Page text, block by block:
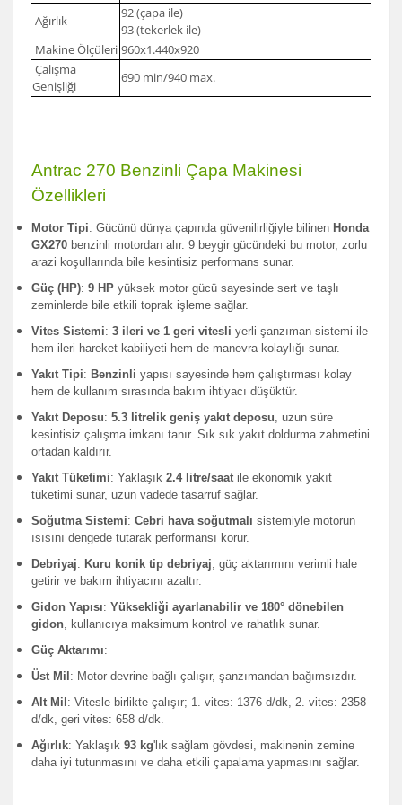
Ağırlık
92 (çapa ile)
93 (tekerlek ile)
Makine Ölçüleri 960x1.440x920
Çalışma
Genişliği
690 min/940 max.
Antrac 270 Benzinli Çapa Makinesi
Özellikleri
Motor Tipi: Gücünü dünya çapında güvenilirliğiyle bilinen Honda
GX270 benzinli motordan alır. 9 beygir gücündeki bu motor, zorlu
arazi koşullarında bile kesintisiz performans sunar.
Güç (HP): 9 HP yüksek motor gücü sayesinde sert ve taşlı
zeminlerde bile etkili toprak işleme sağlar.
Vites Sistemi: 3 ileri ve 1 geri vitesli yerli şanzıman sistemi ile
hem ileri hareket kabiliyeti hem de manevra kolaylığı sunar.
Yakıt Tipi: Benzinli yapısı sayesinde hem çalıştırması kolay
hem de kullanım sırasında bakım ihtiyacı düşüktür.
Yakıt Deposu: 5.3 litrelik geniş yakıt deposu, uzun süre
kesintisiz çalışma imkanı tanır. Sık sık yakıt doldurma zahmetini
ortadan kaldırır.
Yakıt Tüketimi: Yaklaşık 2.4 litre/saat ile ekonomik yakıt
tüketimi sunar, uzun vadede tasarruf sağlar.
Soğutma Sistemi: Cebri hava soğutmalı sistemiyle motorun
ısısını dengede tutarak performansı korur.
Debriyaj: Kuru konik tip debriyaj, güç aktarımını verimli hale
getirir ve bakım ihtiyacını azaltır.
Gidon Yapısı: Yüksekliği ayarlanabilir ve 180° dönebilen
gidon, kullanıcıya maksimum kontrol ve rahatlık sunar.
Güç Aktarımı:
Üst Mil : Motor devrine bağlı çalışır, şanzımandan bağımsızdır.
Alt Mil : Vitesle birlikte çalışır; 1. vites: 1376 d/dk, 2. vites: 2358
d/dk, geri vites: 658 d/dk.
Ağırlık: Yaklaşık 93 kg'lık sağlam gövdesi, makinenin zemine
daha iyi tutunmasını ve daha etkili çapalama yapmasını sağlar.